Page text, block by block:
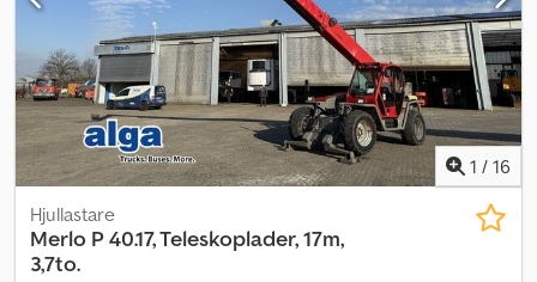
1 / 16
Hjullastare
Merlo P 40.17, Teleskoplader, 17m,
3,7to.